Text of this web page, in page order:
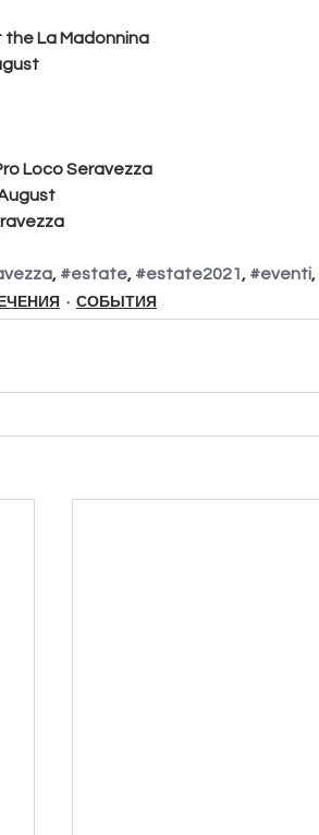
La Madonnina
Loco Seravezza
, #estate, #estate2021, #eventi,
СОБЫТИЯ